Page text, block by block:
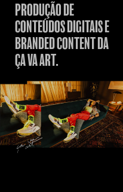
PRODUÇÃO DE
CONTEÚDOS DIGITAIS E
BRANDED CONTENT DA
ÇA VA ART.